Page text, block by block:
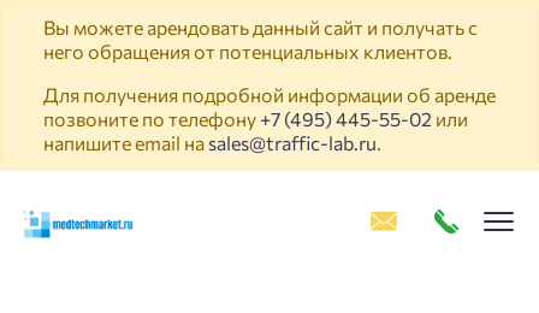
Вы можете арендовать данный сайт и получать с
него обращения от потенциальных клиентов.
Для получения подробной информации об аренде
позвоните по телефону +7 (495) 445-55-02 или
напишите email на sales@traffic-lab.ru.